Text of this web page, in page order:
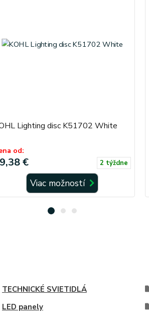
Lighting disc K51702 White
od:
€ 2 týždne
Viac možností
TECHNICKÉ SVIETIDLÁ
LED panely